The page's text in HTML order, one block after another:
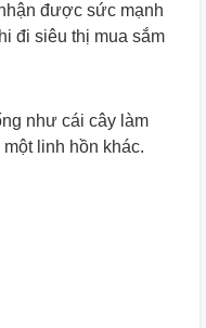
được sức mạnh
đi siêu thị mua sắm
như cái cây làm
linh hồn khác.